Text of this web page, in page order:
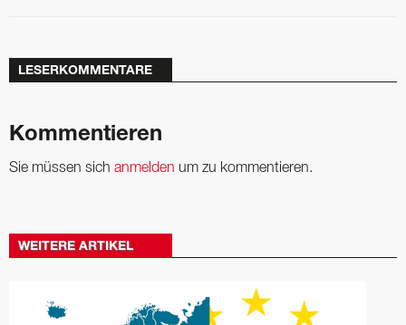
LESERKOMMENTARE
Kommentieren
Sie müssen sich anmelden um zu kommentieren.
WEITERE ARTIKEL